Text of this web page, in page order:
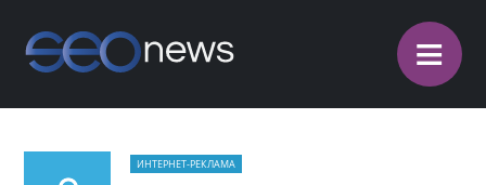
≡
ИНТЕРНЕТ-РЕКЛАМА